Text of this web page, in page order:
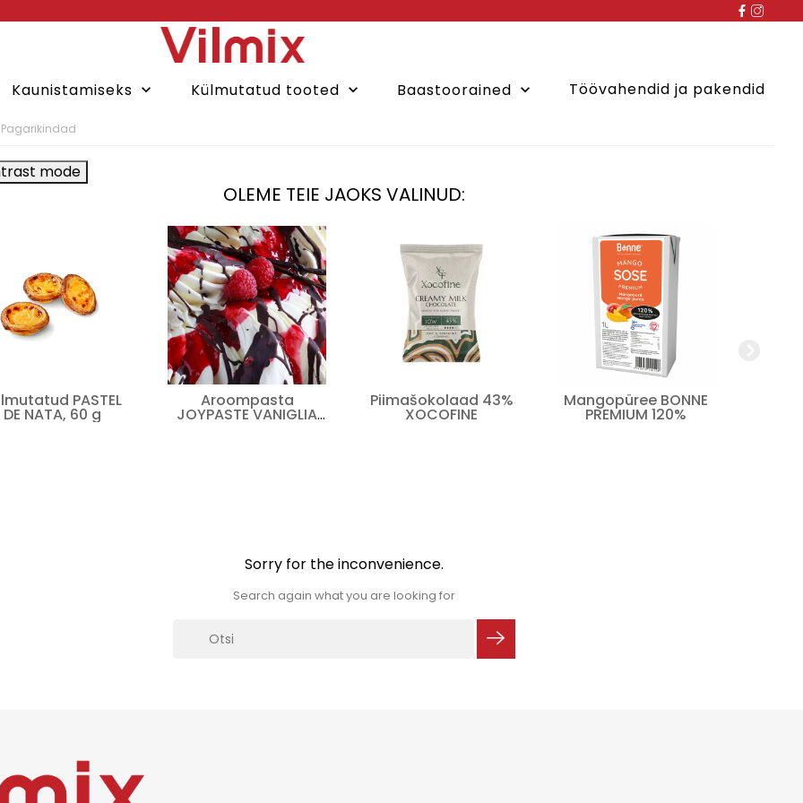
Kaunistamiseks keyboard_arrow_down Külmutatud tooted keyboard_arrow_down Baastoorained keyboard_arrow_down Töövahendid ja pakendid
Pagarikindad
mode
OLEME TEIE JAOKS VALINUD:
PASTEL
DE NATA, 60 g
Aroompasta
JOYPASTE VANIGLIA
Piimašokolaad 43%
XOCOFINE
Mangopüree BONNE
PREMIUM 120%
Sorry for the inconvenience.
Search again what you are looking for